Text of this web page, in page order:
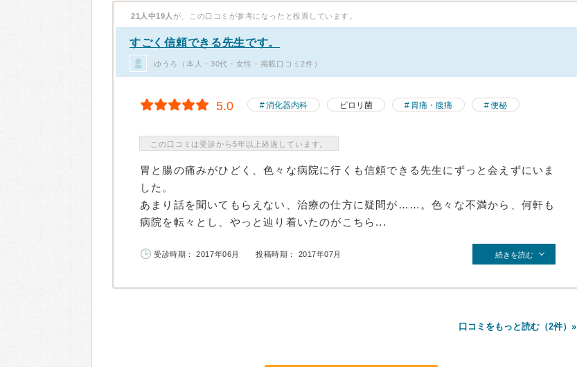
21人中19人 が、この口コミが参考になったと投票しています。
すごく信頼できる先生です。
ゆうろ（本人・30代・女性・掲載口コミ2件）
5.0 消化器内科 ピロリ菌 胃痛・腹痛 便秘
この口コミは受診から5年以上経過しています。
胃と腸の痛みがひどく、色々な病院に行くも信頼できる先生にずっと会えずにいま
した。
あまり話を聞いてもらえない、治療の仕方に疑問が……。色々な不満から、何軒も
病院を転々とし、やっと辿り着いたのがこちら...
受診時期： 2017年06月 投稿時期： 2017年07月 続きを読む
口コミをもっと読む（2件）»